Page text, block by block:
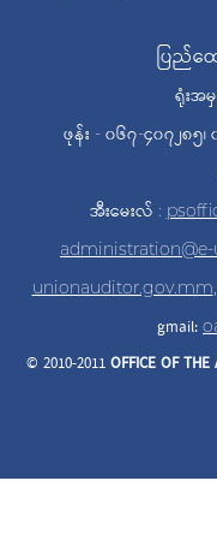
ပြည်ထ
ရုံးအ
ဖုန်း - ၀၆၇-၄၀၇၂၈၅
အီးမေးလ် :
unionauditor.gov.mm,
gmail:
© 2010-2011OFFICE OF THE